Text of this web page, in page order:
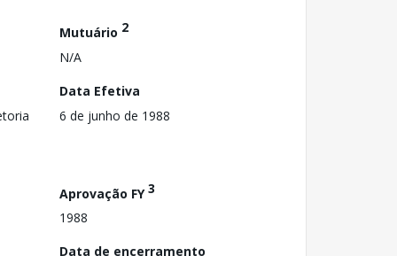
Mutuário 2
N/A
Data Efetiva
6 de junho de 1988
Aprovação FY3
1988
Data de encerramento